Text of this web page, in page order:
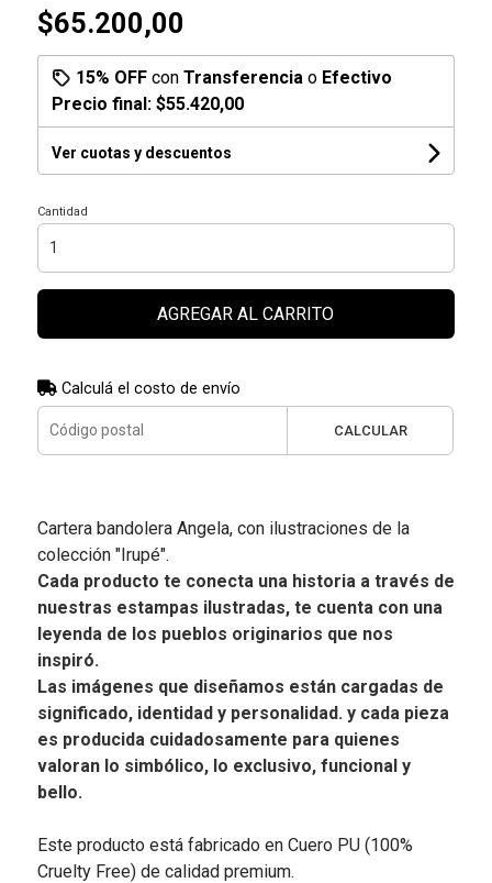
$65.200,00
15% OFFcon Transferencia o Efectivo
Precio final: $55.420,00
Ver cuotas y descuentos
Cantidad
AGREGAR AL CARRITO
Calculá el costo de envío
CALCULAR
Cartera bandolera Angela, con ilustraciones de la
colección "Irupé".
Cada producto te conecta una historia a través de
nuestras estampas ilustradas, te cuenta con una
leyenda de los pueblos originarios que nos
inspiró.
Las imágenes que diseñamos están cargadas de
significado, identidad y personalidad. y cada pieza
es producida cuidadosamente para quienes
valoran lo simbólico, lo exclusivo, funcional y
bello.
Este producto está fabricado en Cuero PU (100%
Cruelty Free) de calidad premium.